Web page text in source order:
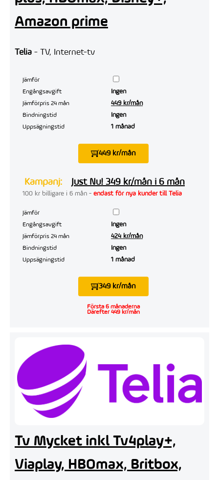
Amazon prime
Telia - TV, Internet-tv
Jämför
Engångsavgift
Ingen
Jämförpris 24 mån 449 kr/mån
Bindningstid Ingen
Uppsägningstid 1 månad
449 kr/mån
Kampanj: Just Nu! 349 kr/mån i 6 mån
100 kr billigare i 6 mån - endast för nya kunder till Telia
Jämför
Engångsavgift
Ingen
Jämförpris 24 mån 424 kr/mån
Bindningstid Ingen
Uppsägningstid 1 månad
349 kr/mån
Första 6 månaderna
Därefter 449 kr/mån
Tv Mycket inkl Tv4play+,
Viaplay, HBOmax, Britbox,